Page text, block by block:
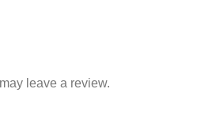
leave a review.